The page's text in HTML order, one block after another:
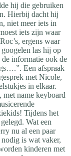
hij die gebruiken
Hierbij dacht hij
niet meer iets in
iets zijn waar
ergens waar
las hij op
informatie ook de
Een afspraak
met Nicole,
in elkaar.
name keyboard
Tijdens het
Wat een
nu al een paar
is wat vaker,
kinderen met